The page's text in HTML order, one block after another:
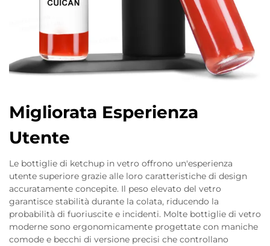
Migliorata Esperienza
Utente
Le bottiglie di ketchup in vetro offrono un'esperienza
utente superiore grazie alle loro caratteristiche di design
accuratamente concepite. Il peso elevato del vetro
garantisce stabilità durante la colata, riducendo la
probabilità di fuoriuscite e incidenti. Molte bottiglie di vetro
moderne sono ergonomicamente progettate con maniche
comode e becchi di versione precisi che controllano